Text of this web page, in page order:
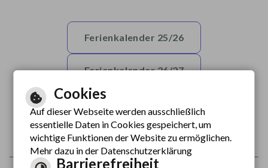
Ferienkalender 25/26
Ferienkalender 26/27
Ferienkalender 27/28
Cookies
Auf dieser Webseite werden ausschließlich
essentielle Daten in Cookies gespeichert, um
wichtige Funktionen der Website zu ermöglichen.
Mehr dazu in der Datenschutzerklärung
Barrierefreiheit